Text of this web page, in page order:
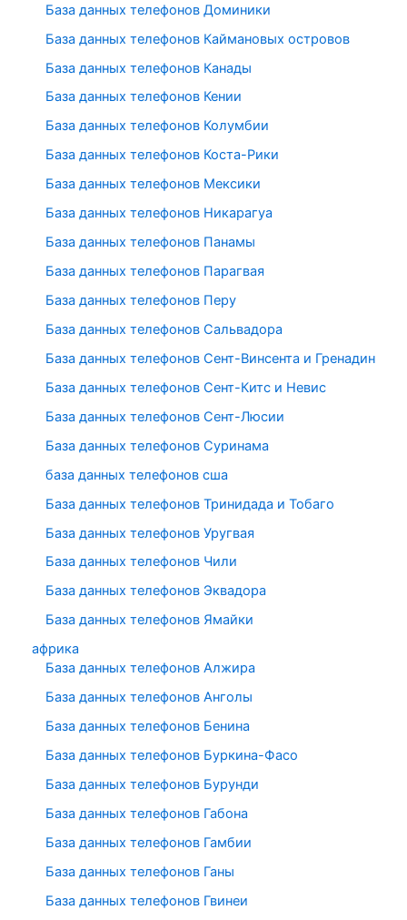
База данных телефонов Доминики
База данных телефонов Каймановых островов
База данных телефонов Канады
База данных телефонов Кении
База данных телефонов Колумбии
База данных телефонов Коста-Рики
База данных телефонов Мексики
База данных телефонов Никарагуа
База данных телефонов Панамы
База данных телефонов Парагвая
База данных телефонов Перу
База данных телефонов Сальвадора
База данных телефонов Сент-Винсента и Гренадин
База данных телефонов Сент-Китс и Невис
База данных телефонов Сент-Люсии
База данных телефонов Суринама
база данных телефонов сша
База данных телефонов Тринидада и Тобаго
База данных телефонов Уругвая
База данных телефонов Чили
База данных телефонов Эквадора
База данных телефонов Ямайки
африка
База данных телефонов Алжира
База данных телефонов Анголы
База данных телефонов Бенина
База данных телефонов Буркина-Фасо
База данных телефонов Бурунди
База данных телефонов Габона
База данных телефонов Гамбии
База данных телефонов Ганы
База данных телефонов Гвинеи